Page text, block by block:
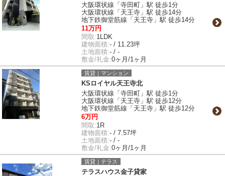
大阪環状線「寺田町」駅 徒歩1分
大阪環状線「天王寺」駅 徒歩14分
地下鉄御堂筋線「天王寺」駅 徒歩14分
11万円
間取:1LDK
建物面積:- / 11.23坪
土地面積:- / -
敷金/礼金:0ヶ月/1ヶ月
賃貸｜マンション
KSロイヤル天王寺北
大阪環状線「寺田町」駅 徒歩1分
大阪環状線「天王寺」駅 徒歩12分
地下鉄御堂筋線「天王寺」駅 徒歩12分
6万円
間取:1R
建物面積:- / 7.57坪
土地面積:- / -
敷金/礼金:0ヶ月/1ヶ月
賃貸｜テラス
テラスハウス金子貸家